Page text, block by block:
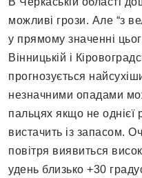
можливі грози. Але “з
у прямому значенні
Вінницькій і
прогнозується
незначними опадами
пальцях якщо не однієї
вистачить із запасом.
повітря виявиться
удень близько +30